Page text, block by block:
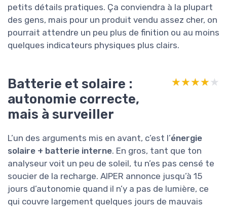
petits détails pratiques. Ça conviendra à la plupart
des gens, mais pour un produit vendu assez cher, on
pourrait attendre un peu plus de finition ou au moins
quelques indicateurs physiques plus clairs.
Batterie et solaire :
autonomie correcte,
mais à surveiller
★★★★★
★★★★★
L’un des arguments mis en avant, c’est l’énergie
solaire + batterie interne. En gros, tant que ton
analyseur voit un peu de soleil, tu n’es pas censé te
soucier de la recharge. AIPER annonce jusqu’à 15
jours d’autonomie quand il n’y a pas de lumière, ce
qui couvre largement quelques jours de mauvais